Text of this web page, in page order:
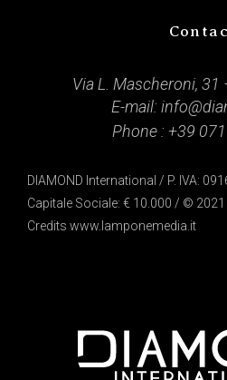
Via L. Mascheroni,
E-mail:
Phone : +39
DIAMOND International / P. IVA:
Capitale Sociale: € 10.000 / © 2021
Credits www.lamponemedia.it